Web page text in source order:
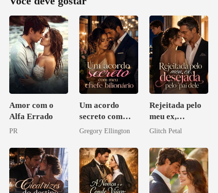
Amor com o
Alfa Errado
PR
Um acordo
secreto com
meu chefe
Gregory Ellington
Rejeitada pelo
meu ex,
desejada pelo
Glitch Petal